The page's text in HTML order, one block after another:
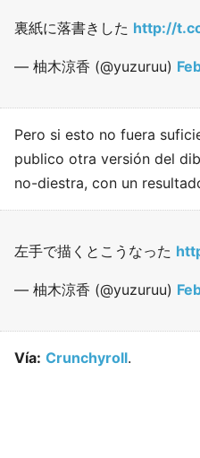
裏紙に落書きした http://
— 柚木涼香 (@yuzuruu)
Pero si esto no fuera
publico otra versión del
no-diestra, con un
左手で描くとこうなった
— 柚木涼香 (@yuzuruu)
Vía: Crunchyroll.